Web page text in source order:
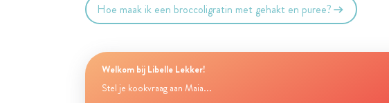
Hoe maak ik een broccoligratin met gehakt en puree?
Welkom bij Libelle Lekker!
Stel je kookvraag aan Maia...